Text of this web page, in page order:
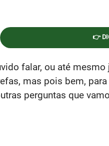
👉
falar, ou até
mas pois bem,
perguntas que